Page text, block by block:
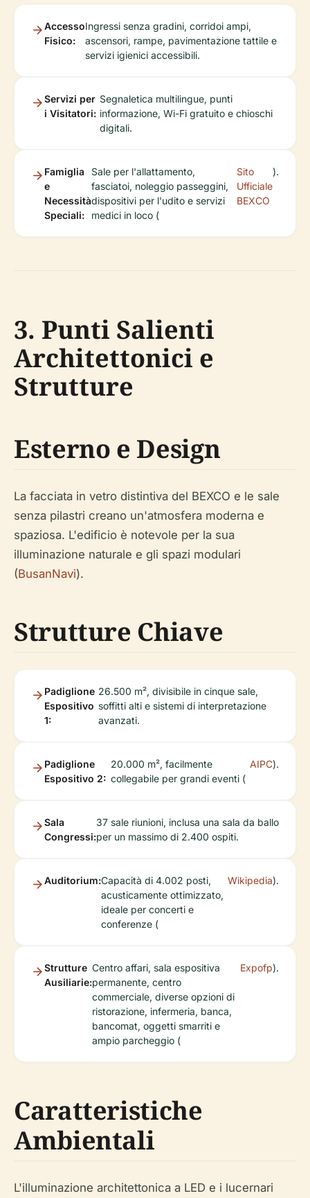
Accesso
Fisico:
Ingressi senza gradini, corridoi ampi,
ascensori, rampe, pavimentazione tattile e
servizi igienici accessibili.
Servizi per
i Visitatori:
Segnaletica multilingue, punti
informazione, Wi-Fi gratuito e chioschi
digitali.
Famiglia
e
Necessità
Speciali:
Sale per l'allattamento,
fasciatoi, noleggio passeggini,
dispositivi per l'udito e servizi
medici in loco (
Sito
Ufficiale
BEXCO
).
3. Punti Salienti
Architettonici e
Strutture
Esterno e Design
La facciata in vetro distintiva del BEXCO e le sale
senza pilastri creano un'atmosfera moderna e
spaziosa. L'edificio è notevole per la sua
illuminazione naturale e gli spazi modulari
(BusanNavi).
Strutture Chiave
Padiglione
Espositivo
1:
26.500 m², divisibile in cinque sale,
soffitti alti e sistemi di interpretazione
avanzati.
Padiglione
Espositivo 2:
20.000 m², facilmente
collegabile per grandi eventi (
AIPC).
Sala
Congressi:
37 sale riunioni, inclusa una sala da ballo
per un massimo di 2.400 ospiti.
Auditorium:Capacità di 4.002 posti,
acusticamente ottimizzato,
ideale per concerti e
conferenze (
Wikipedia).
Strutture
Ausiliarie:
Centro affari, sala espositiva
permanente, centro
commerciale, diverse opzioni di
ristorazione, infermeria, banca,
bancomat, oggetti smarriti e
ampio parcheggio (
Expofp).
Caratteristiche
Ambientali
L'illuminazione architettonica a LED e i lucernari